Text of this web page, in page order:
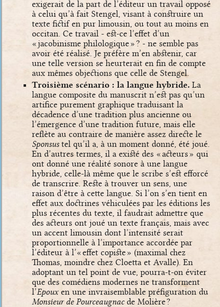
exigerait de la part de l’éditeur un travail opposé
à celui qu’à fait Stengel, visant à construire un
texte fictif en pur limousin, ou tout au moins en
occitan. Ce travail - est-ce l’effet d’un
« jacobinisme philologique » ? - ne semble pas
avoir été réalisé. Je préfère m’en abstenir, car
une telle version se heurterait en fin de compte
aux mêmes objections que celle de Stengel.
Troisième scénario : la langue hybride. La
langue composite du manuscrit n’est pas qu’un
artifice purement graphique traduisant la
décadence d’une tradition plus ancienne ou
l’émergence d’une tradition future, mais elle
reflète au contraire de manière assez directe le
Sponsustel qu’il a, à un moment donné, été joué.
En d’autres termes, il a existé des « acteurs » qui
ont donné une réalité sonore à une langue
hybride, celle-là même que le scribe s’est efforcé
de transcrire. Reste à trouver un sens, une
raison d’être à cette langue. Si l’on s’en tient en
effet aux doctrines véhiculées par les éditions les
plus récentes du texte, il faudrait admettre que
des acteurs ont joué un texte français, mais avec
un accent limousin dont l’intensité serait
proportionnelle à l’importance accordée par
l’éditeur à l’« effet copiste » (maximal chez
Thomas, moindre chez Cloetta et Avalle). En
adoptant un tel point de vue, pourra-t-on éviter
que des comédiens modernes ne transforment
l’Epouxen une invraisemblable préfiguration du
Monsieur de Pourceaugnacde Molière ?